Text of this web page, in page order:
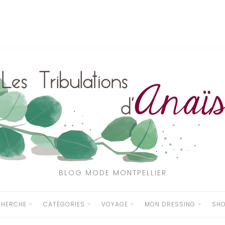
BLOG MODE MONTPELLIER
CATÉGORIES VOYAGE MON DRESSING